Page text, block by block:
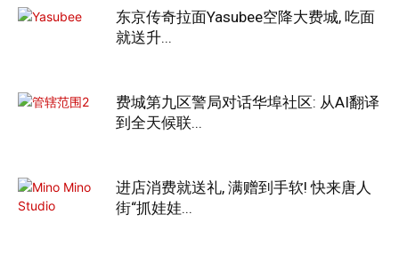
东京传奇拉面Yasubee空降大费城, 吃面
就送升...
费城第九区警局对话华埠社区: 从AI翻译
到全天候联...
进店消费就送礼, 满赠到手软! 快来唐人
街“抓娃娃...